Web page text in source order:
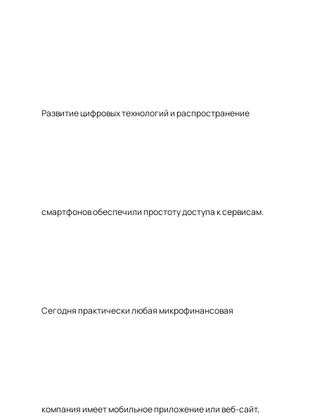
Развитие цифровых технологий и распространение
смартфонов обеспечили простоту доступа к сервисам.
Сегодня практически любая микрофинансовая
компания имеет мобильное приложение или веб-сайт,